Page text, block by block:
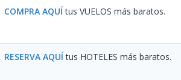
COMPRA AQUÍ tus VUELOS más baratos.
RESERVA AQUÍ tus HOTELES más baratos.